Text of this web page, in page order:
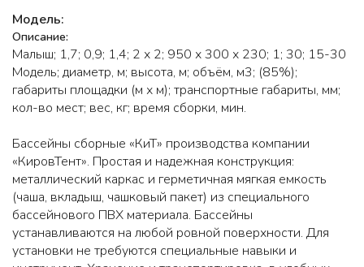
Модель:
Описание:
Малыш; 1,7; 0,9; 1,4; 2 х 2; 950 х 300 х 230; 1; 30; 15-30
Модель; диаметр, м; высота, м; объём, м3; (85%);
габариты площадки (м х м); транспортные габариты, мм;
кол-во мест; вес, кг; время сборки, мин.
Бассейны сборные «КиТ» производства компании
«КировТент». Простая и надежная конструкция:
металлический каркас и герметичная мягкая емкость
(чаша, вкладыш, чашковый пакет) из специального
бассейнового ПВХ материала. Бассейны
устанавливаются на любой ровной поверхности. Для
установки не требуются специальные навыки и